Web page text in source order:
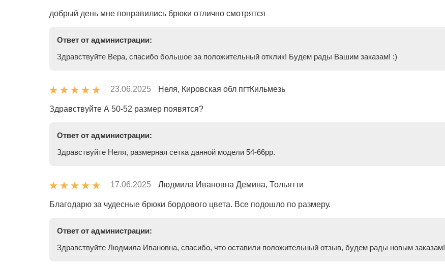
добрый день мне понравились брюки отлично смотрятся
Ответ от администрации:
Здравствуйте Вера, спасибо большое за положительный отклик! Будем рады Вашим заказам! :)
23.06.2025 Неля, Кировская обл пгтКильмезь
Здравствуйте А 50-52 размер появятся?
Ответ от администрации:
Здравствуйте Неля, размерная сетка данной модели 54-66рр.
17.06.2025 Людмила Ивановна Демина, Тольятти
Благодарю за чудесные брюки бордового цвета. Все подошло по размеру.
Ответ от администрации:
Здравствуйте Людмила Ивановна, спасибо, что оставили положительный отзыв, будем рады новым заказам!